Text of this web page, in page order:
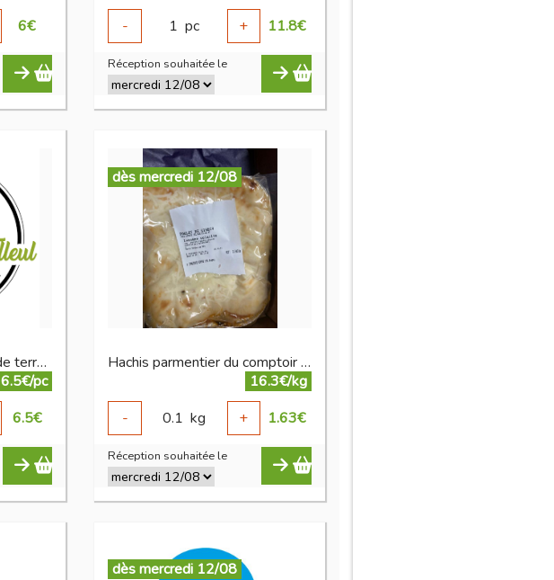
6€
-
1 pc + 11.8€
Réception souhaitée le
Croquettes de pomme de terre artisanales
6.5€/pc
6.5€
dès mercredi 12/08
Hachis parmentier du comptoir de la ferme
16.3€/kg
-
0.1 kg + 1.63€
Réception souhaitée le
dès mercredi 12/08